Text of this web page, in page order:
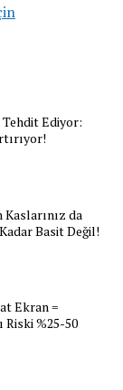
Ediyor:
da
Basit Değil!
Ekran =
Riski %25-50